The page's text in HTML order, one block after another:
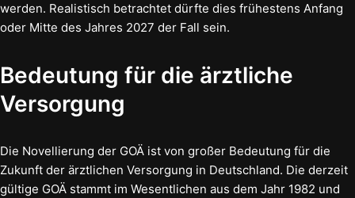
werden. Realistisch betrachtet dürfte dies frühestens Anfang
oder Mitte des Jahres 2027 der Fall sein.
Bedeutung für die ärztliche
Versorgung
Die Novellierung der GOÄ ist von großer Bedeutung für die
Zukunft der ärztlichen Versorgung in Deutschland. Die derzeit
gültige GOÄ stammt im Wesentlichen aus dem Jahr 1982 und